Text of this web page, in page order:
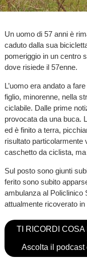
Un uomo di 57 anni è
caduto dalla sua
pomeriggio in un centro
dove risiede il 57enne.
L’uomo era andato a
figlio, minorenne, nella
ciclabile. Dalle prime
provocata da una buca.
ed è finito a terra,
risultato particolarmente
caschetto da ciclista,
Sul posto sono giunti
ferito sono subito
ambulanza al Policlinico
attualmente ricoverato
TI RICORDI COSA
Ascolta il podcast